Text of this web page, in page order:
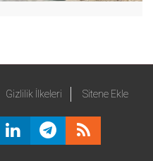
Gizlilik İlkeleri Sitene Ekle